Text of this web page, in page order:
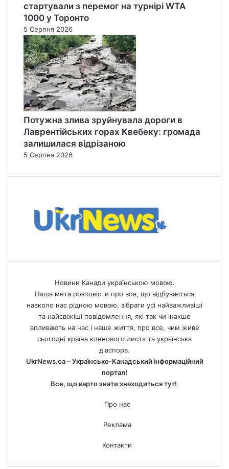
стартували з перемог на турнірі WTA
1000 у Торонто
5 Серпня 2026
Потужна злива зруйнувала дороги в
Лаврентійських горах Квебеку: громада
залишилася відрізаною
5 Серпня 2026
Новини Канади українською мовою.
Наша мета розповісти про все, що відбувається
навколо нас рідною мовою, зібрати усі найважливіші
та найсвіжіші повідомлення, які так чи інакше
впливають на нас і наше життя, про все, чим живе
сьогодні країна кленового листа та українська
діаспора.
UkrNews.ca – Українсько-Канадський інформаційний
портал!
Все, що варто знати знаходиться тут!
Про нас
Реклама
Контакти